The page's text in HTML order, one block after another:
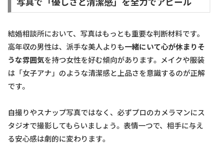
結婚相談所において、写真はもっとも重要な判断材料です。
高年収の男性は、派手な美人よりも一緒にいて心が休まりそ
うな雰囲気を持つ女性を好む傾向があります。メイクや服装
は「女子アナ」のような清潔感と上品さを意識するのが正解
です。
自撮りやスナップ写真ではなく、必ずプロのカメラマンにス
タジオで撮影してもらいましょう。表情一つで、相手に与え
る安心感は劇的に変わります。